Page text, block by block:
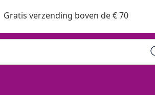
Gratis verzending boven de € 70